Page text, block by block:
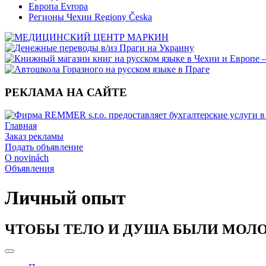
Европа Evropa
Регионы Чехии Regiony Česka
РЕКЛАМА НА САЙТЕ
Главная
Заказ рекламы
Подать объявление
O novinách
Объявления
Личный опыт
ЧТОБЫ ТЕЛО И ДУША БЫЛИ